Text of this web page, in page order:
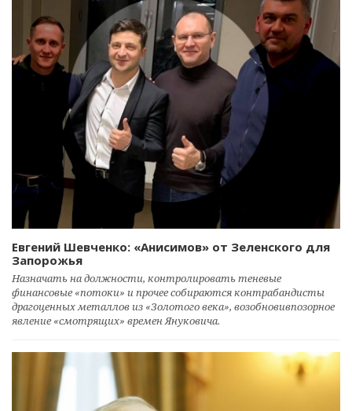
Евгений Шевченко: «Анисимов» от Зеленского для
Запорожья
Назначать на должности, контролировать теневые
финансовые «потоки» и прочее собираются контрабандисты
драгоценных металлов из «Золотого века», возобновивпозорное
явление «смотрящих» времен Януковича.